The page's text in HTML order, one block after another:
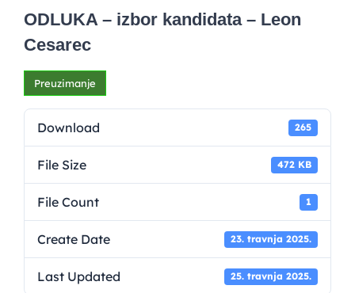
ODLUKA – izbor kandidata – Leon
Cesarec
Preuzimanje
Download 265
File Size 472 KB
File Count 1
Create Date 23. travnja 2025.
Last Updated 25. travnja 2025.